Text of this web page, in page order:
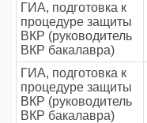
ГИА, подготовка к
процедуре защиты
ВКР (руководитель
ВКР бакалавра)
ГИА, подготовка к
процедуре защиты
ВКР (руководитель
ВКР бакалавра)